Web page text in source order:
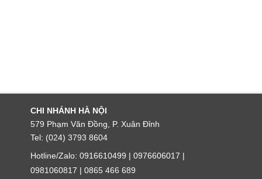
CHI NHÁNH HÀ NỘI
579 Phạm Văn Đồng, P. Xuân Đỉnh
Tel: (024) 3793 8604
Hotline/Zalo: 0916610499 | 0976606017 |
0981060817 | 0865 466 689